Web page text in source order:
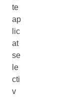
te
ap
lic
at
se
le
cti
v